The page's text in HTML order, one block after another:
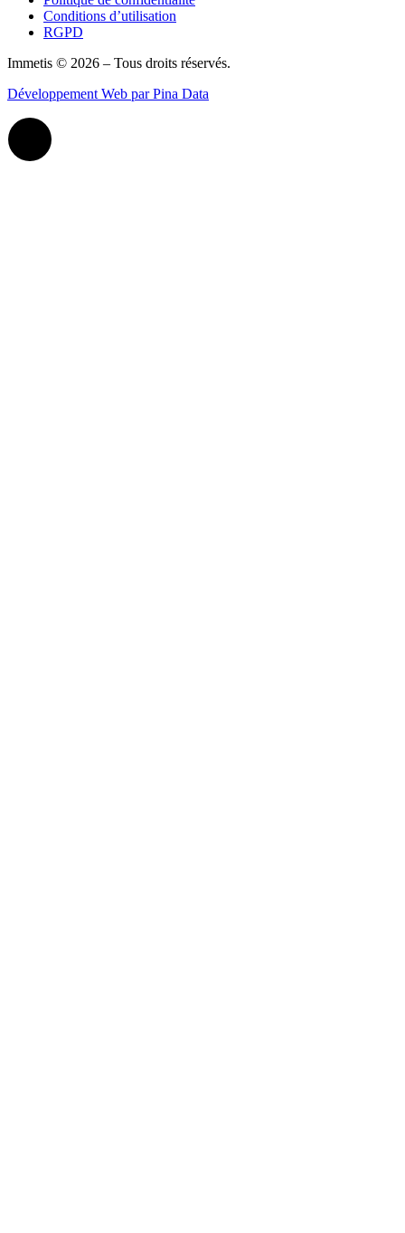
Conditions d’utilisation
RGPD
Immetis © 2026 – Tous droits réservés.
Développement Web par Pina Data